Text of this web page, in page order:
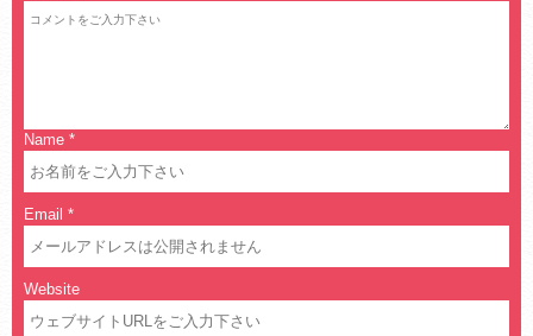
Name *
Email *
Website